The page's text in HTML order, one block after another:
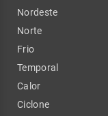
Nordeste
Norte
Frio
Temporal
Calor
Ciclone